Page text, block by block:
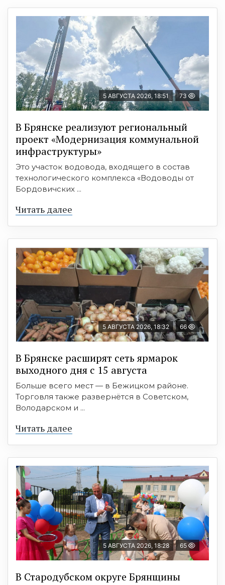
5 АВГУСТА 2026, 18:51 73
В Брянске реализуют региональный
проект «Модернизация коммунальной
инфраструктуры»
Это участок водовода, входящего в состав
технологического комплекса «Водоводы от
Бордовичских ...
Читать далее
5 АВГУСТА 2026, 18:32 66
В Брянске расширят сеть ярмарок
выходного дня с 15 августа
Больше всего мест — в Бежицком районе.
Торговля также развернётся в Советском,
Володарском и ...
Читать далее
5 АВГУСТА 2026, 18:28 65
В Стародубском округе Брянщины